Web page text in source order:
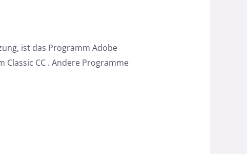
ist das Programm Adobe
Classic CC . Andere Programme